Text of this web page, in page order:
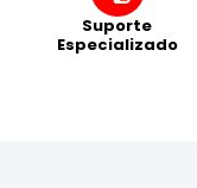
Suporte
Especializado